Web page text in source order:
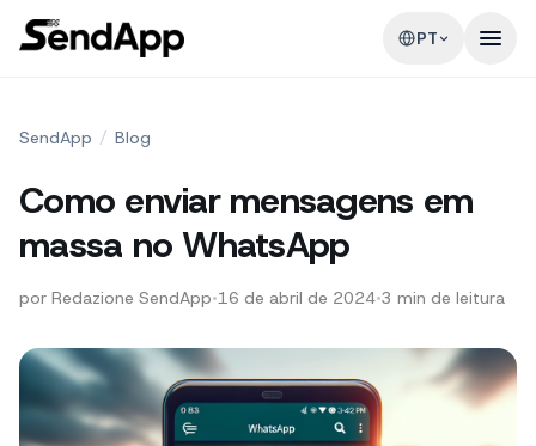
PT
SendApp / Blog
Como enviar mensagens em
massa no WhatsApp
por Redazione SendApp•16 de abril de 2024•3 min de leitura